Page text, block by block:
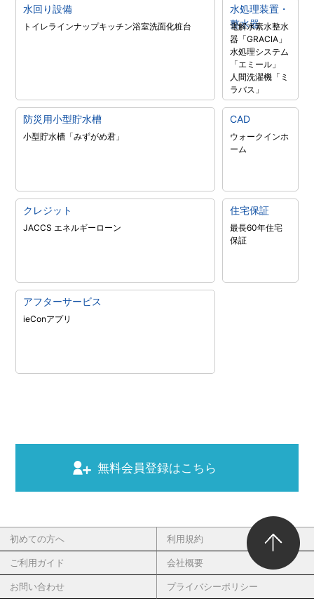
水回り設備
トイレラインナップキッチン浴室洗面化粧台
水処理装置・
整水器
電解水素水整水
器「GRACIA」
水処理システム
「エミール」
人間洗濯機「ミ
ラバス」
防災用小型貯水槽
小型貯水槽「みずがめ君」
CAD
ウォークインホ
ーム
クレジット
JACCS エネルギーローン
住宅保証
最長60年住宅
保証
アフターサービス
ieConアプリ
無料会員登録はこちら
初めての方へ 利用規約
ご利用ガイド 会社概要
お問い合わせ プライバシーポリシー